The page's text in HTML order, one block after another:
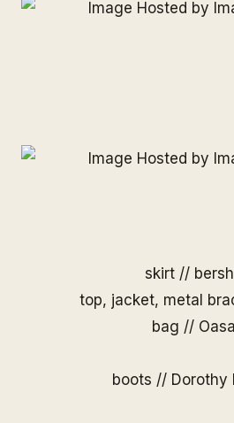
skirt //
top, jacket, metal
bag //
boots // Dorothy